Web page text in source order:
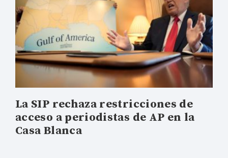
La SIP rechaza restricciones de
acceso a periodistas de AP en la
Casa Blanca